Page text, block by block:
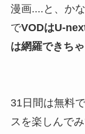
漫画....と、か
でVODはU-
は網羅できちゃ
31日間は無料
スを楽しんで